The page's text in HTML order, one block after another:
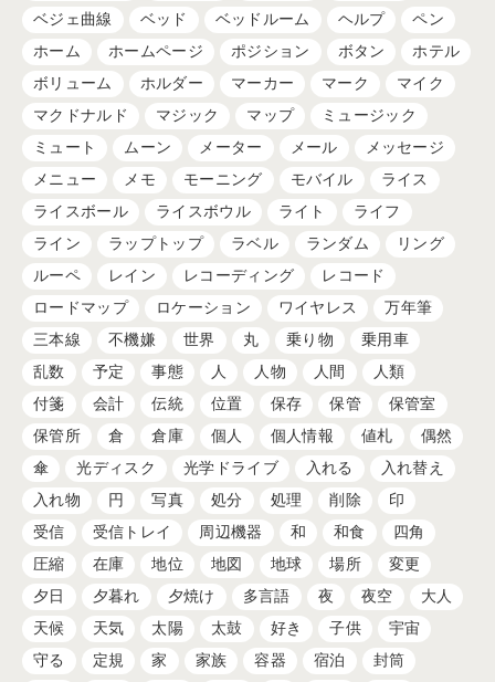
ベジェ曲線
ベッド ベッドルーム ヘルプ
ペン
ホーム
ホームページ ポジション ボタン
ホテル
ボリューム
ホルダー マーカー マーク
マイク
マクドナルド
マジック マップ
ミュージック
ミュート
ムーン メーター メール
メッセージ
メニュー
メモ モーニング モバイル
ライス
ライスボール
ライスボウル ライト
ライフ
ライン
ラップトップ ラベル ランダム
リング
ルーペ
レイン レコーディング
レコード
ロードマップ
ロケーション ワイヤレス
万年筆
三本線
不機嫌 世界 丸 乗り物
乗用車
乱数
予定 事態 人 人物 人間
人類
付箋
会計 伝統 位置 保存 保管
保管室
保管所
倉 倉庫 個人 個人情報 値札
偶然
傘
光ディスク 光学ドライブ 入れる
入れ替え
入れ物
円 写真 処分 処理 削除
印
受信
受信トレイ 周辺機器 和 和食
四角
圧縮
在庫 地位 地図 地球 場所
変更
夕日
夕暮れ 夕焼け 多言語 夜 夜空
大人
天候
天気 太陽 太鼓 好き 子供
宇宙
守る
定規 家 家族 容器 宿泊
封筒